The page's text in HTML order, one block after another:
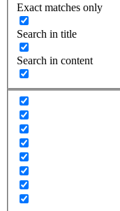
Exact matches only
Search in title
Search in content